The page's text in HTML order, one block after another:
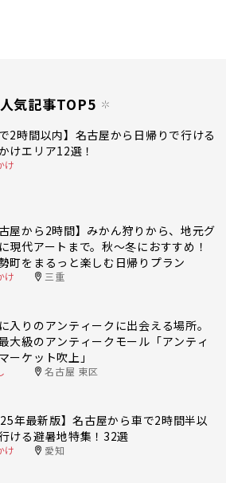
人気記事TOP5
で2時間以内】名古屋から日帰りで行ける
けエリア12選！
け
古屋から2時間】みかん狩りから、地元グ
現代アートまで。秋〜冬におすすめ！
町をまるっと楽しむ日帰りプラン
け 三重
入りのアンティークに出会える場所。
大級のアンティークモール「アンティ
ーケット吹上」
名古屋 東区
年最新版】名古屋から車で2時間半以
ける避暑地特集！32選
け 愛知